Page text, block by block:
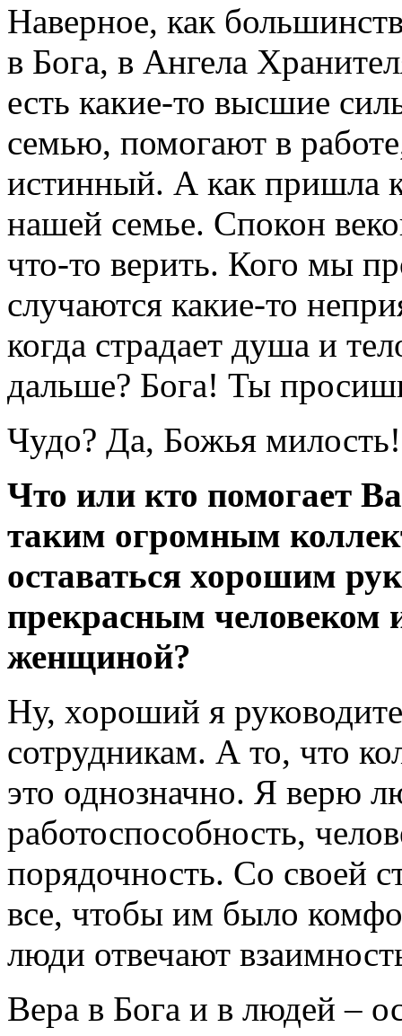
Наверное, как
в Бога, в Ангела
есть какие-то высшие
семью, помогают в
истинный. А как пришла
нашей семье. Спокон
что-то верить. Кого мы
случаются какие-то
когда страдает душа и
дальше? Бога! Ты
Чудо? Да, Божья милость!
Что или кто помогает
таким огромным
оставаться хорошим
прекрасным человеком
женщиной?
Ну, хороший я
сотрудникам. А то, что
это однозначно. Я верю
работоспособность,
порядочность. Со своей
все, чтобы им было
люди отвечают
Вера в Бога и в людей –